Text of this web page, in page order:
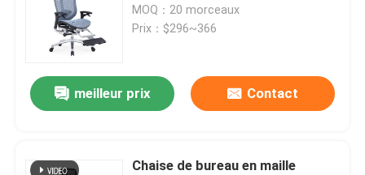
MOQ：20 morceaux
Prix：$296~366
meilleur prix Contact
Chaise de bureau en maille